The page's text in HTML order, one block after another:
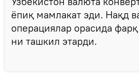
ёпиқ мамлакат эди. Нақд
операциялар орасида
ни ташкил этарди.